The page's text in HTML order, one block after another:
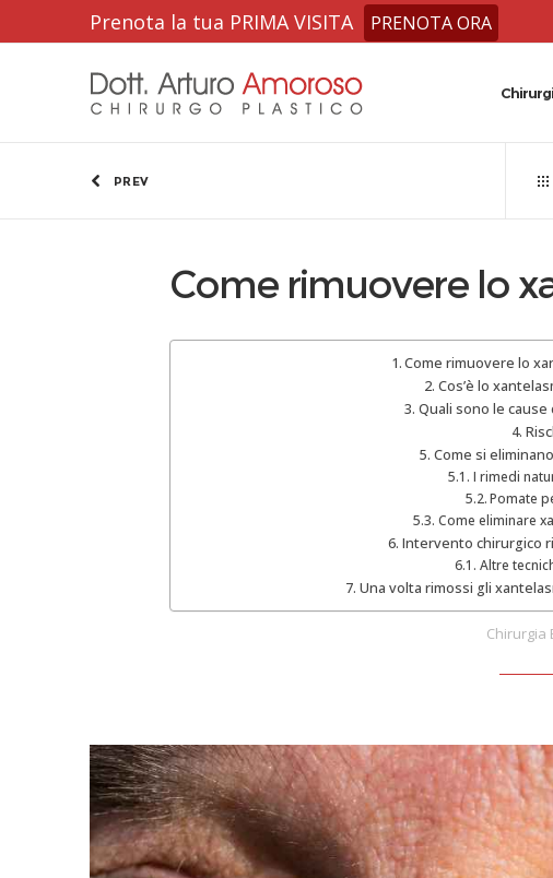
Prenota la tua PRIMA VISITA PRENOTA ORA
PREV
Come rimuovere lo
Come rimuovere lo
Cos’è lo
Quali sono le
Come si
I rimedi
Pomate
Come eliminare
Intervento chirurgico
Altre
Una volta rimossi gli
Chirurgia